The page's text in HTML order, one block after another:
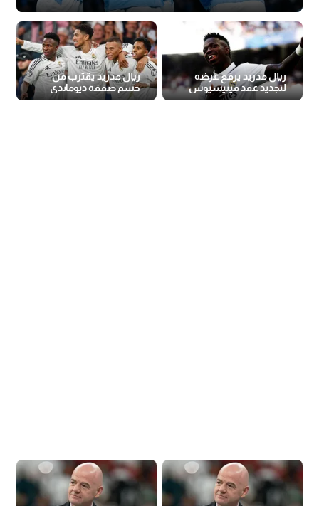
ريال مدريد يرفع عرضه
لتجديد عقد فينيسيوس
ريال مدريد يقترب من
حسم صفقة ديوماندي